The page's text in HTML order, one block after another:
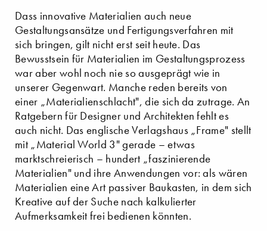
Dass innovative Materialien auch neue
Gestaltungsansätze und Fertigungsverfahren mit
sich bringen, gilt nicht erst seit heute. Das
Bewusstsein für Materialien im Gestaltungsprozess
war aber wohl noch nie so ausgeprägt wie in
unserer Gegenwart. Manche reden bereits von
einer „Materialienschlacht", die sich da zutrage. An
Ratgebern für Designer und Architekten fehlt es
auch nicht. Das englische Verlagshaus „Frame" stellt
mit „Material World 3" gerade – etwas
marktschreierisch – hundert „faszinierende
Materialien" und ihre Anwendungen vor: als wären
Materialien eine Art passiver Baukasten, in dem sich
Kreative auf der Suche nach kalkulierter
Aufmerksamkeit frei bedienen könnten.